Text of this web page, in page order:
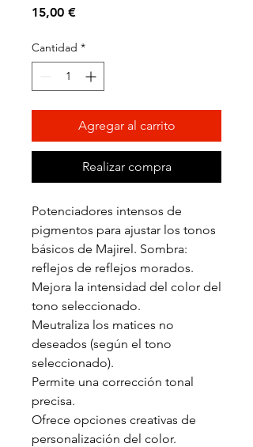
15,00 €Precio
Cantidad *
Agregar al carrito
Realizar compra
Potenciadores intensos de
pigmentos para ajustar los tonos
básicos de Majirel. Sombra:
reflejos de reflejos morados.
Mejora la intensidad del color del
tono seleccionado.
Meutraliza los matices no
deseados (según el tono
seleccionado).
Permite una corrección tonal
precisa.
Ofrece opciones creativas de
personalización del color.